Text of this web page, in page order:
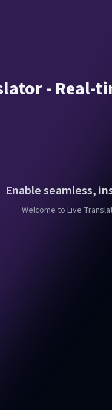
-
Enable seamless,
Welcome to Live